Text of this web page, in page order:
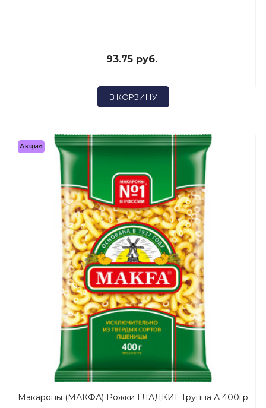
93.75 руб.
В КОРЗИНУ
Акция
Макароны (МАКФА) Рожки ГЛАДКИЕ Группа А 400гр